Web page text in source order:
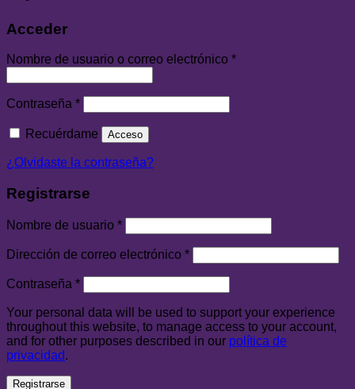
Acceder
Nombre de usuario o correo electrónico *
Contraseña *
Recuérdame Acceso
¿Olvidaste la contraseña?
Registrarse
Nombre de usuario *
Dirección de correo electrónico *
Contraseña *
Your personal data will be used to support your experience
throughout this website, to manage access to your account,
and for other purposes described in our política de
privacidad.
Registrarse